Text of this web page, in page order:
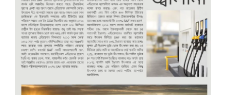
এভিয়েশনে জৈব জ্বালানী